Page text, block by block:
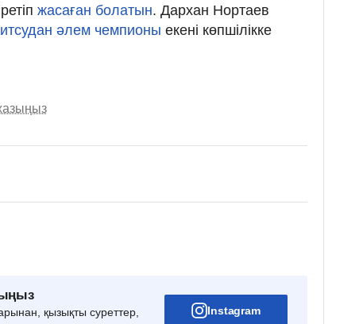
жасаған болатын. Дархан Нортаев
әлем чемпионы екені көпшілікке
қызықты суреттер,
Instagram